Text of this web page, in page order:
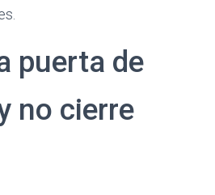
puerta de
no cierre